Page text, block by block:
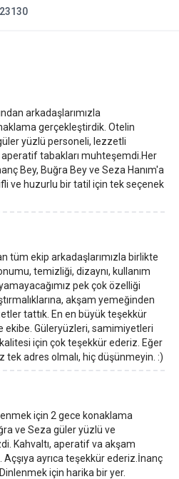
Otelleri
arkadaşlarımızla
gerçekleştirdik. Otelin
yüzlü personeli, lezzetli
aperatif tabakları muhteşemdi.Her
Bey, Buğra Bey ve Seza Hanım'a
ve huzurlu bir tatil için tek seçenek
tüm ekip arkadaşlarımızla birlikte
temizliği, dizaynı, kullanım
pek çok özelliği
akşam yemeğinden
tattık. En en büyük teşekkür
Güleryüzleri, samimiyetleri
için çok teşekkür ederiz. Eğer
tek adres olmalı, hiç düşünmeyin. :)
için 2 gece konaklama
ve Seza güler yüzlü ve
Kahvaltı, aperatif va akşam
ayrıca teşekkür ederiz.İnanç
için harika bir yer.